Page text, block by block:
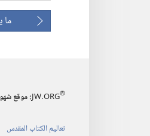
ما
JW.ORG® :‏ موقع
تعاليم الكتاب المقدس